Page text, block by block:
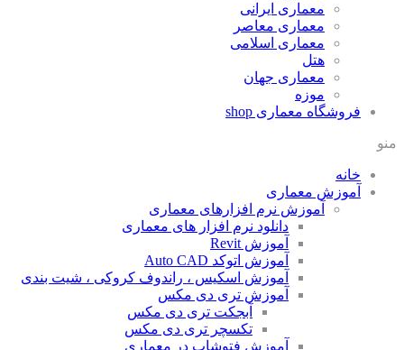
معماری ایرانی
معماری معاصر
معماری اسلامی
هتل
معماری جهان
موزه
فروشگاه معماری shop
منو
خانه
آموزش معماری
آموزش نرم افزارهای معماری
دانلود نرم افزار های معماری
آموزش Revit
آموزش اتوکد Auto CAD
آموزش اسکیس ، راندوف کروکی ، شیت بندی
آموزش تری دی مکس
آبجکت تری دی مکس
تکسچر تری دی مکس
آموزش فتوشاپ در معماری